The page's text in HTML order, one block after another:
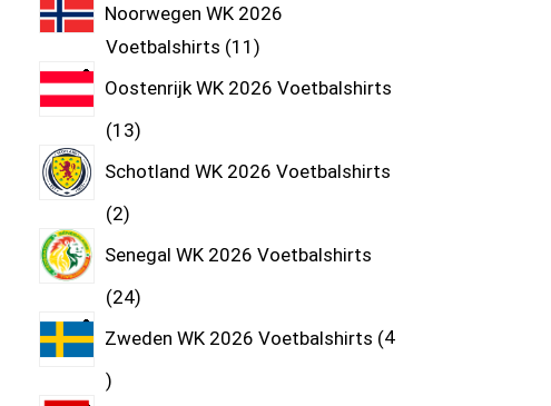
Noorwegen WK 2026
Voetbalshirts 11
Oostenrijk WK 2026 Voetbalshirts
13
Schotland WK 2026 Voetbalshirts
2
Senegal WK 2026 Voetbalshirts
24
Zweden WK 2026 Voetbalshirts 4